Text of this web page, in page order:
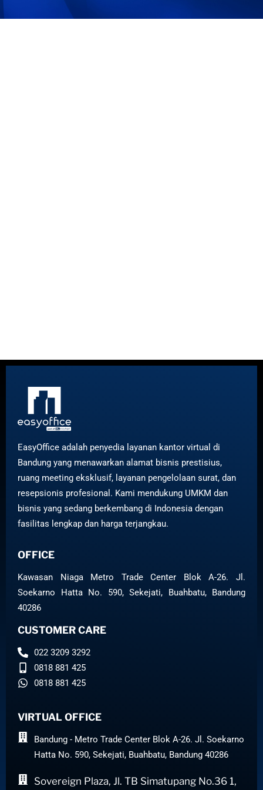
EasyOffice adalah penyedia layanan kantor virtual di
Bandung yang menawarkan alamat bisnis prestisius,
ruang meeting eksklusif, layanan pengelolaan surat, dan
resepsionis profesional. Kami mendukung UMKM dan
bisnis yang sedang berkembang di Indonesia dengan
fasilitas lengkap dan harga terjangkau.
OFFICE
Kawasan Niaga Metro Trade Center Blok A-26. Jl.
Soekarno Hatta No. 590, Sekejati, Buahbatu, Bandung
40286
CUSTOMER CARE
022 3209 3292
0818 881 425
0818 881 425
VIRTUAL OFFICE
Bandung - Metro Trade Center Blok A-26. Jl. Soekarno
Hatta No. 590, Sekejati, Buahbatu, Bandung 40286
Sovereign Plaza, Jl. TB Simatupang No.36 1,